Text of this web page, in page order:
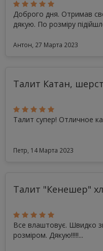
Доброго дня. Отримав
дякую. По розміру
Антон, 27 Марта 2023
Талит Катан,
Талит супер! Отличное
Петр, 14 Марта 2023
Талит "Кенешер"
Все влаштовує. Швидко
розміром. Дякую!!!!!...